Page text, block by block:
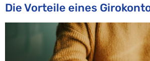
Die Vorteile eines